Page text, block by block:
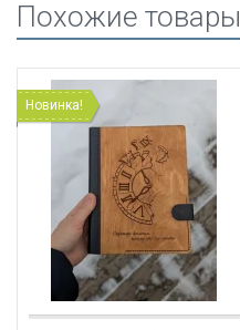
Похожие товары
Новинка!